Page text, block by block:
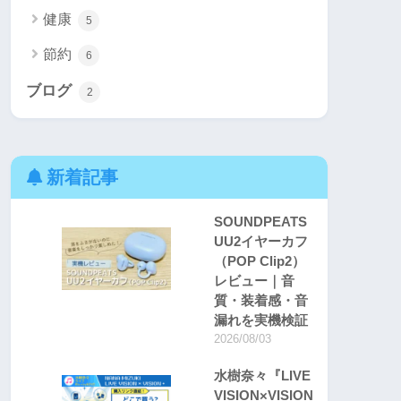
健康 5
節約 6
ブログ 2
新着記事
SOUNDPEATS
UU2イヤーカフ
（POP Clip2）
レビュー｜音
質・装着感・音
漏れを実機検証
2026/08/03
水樹奈々『LIVE
VISION×VISION